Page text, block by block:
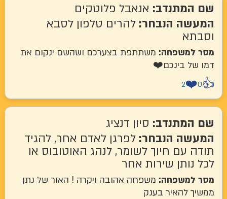
שם המתנדב: אנאבל פלוטקים
המעשה הנבחר: להרים טלפון לסבא
וסבתא
מסר למשפחה: משתתפת בצערכם ושהשם ינקום את
דמו של בינכם❤️
👍
0
❤️
2
שם המתנדב: סיון דנציג
המעשה הנבחר: לפרגן לאדם אחר, להגיד
תודה עם חיוך לשומר, לנהג האוטובוס או
לכל נותן שירות אחר
מסר למשפחה: משפחה אהובה ויקרה ! האור של נתן
ממשיך להאיר בענק